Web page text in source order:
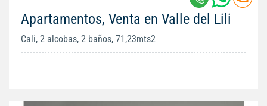
Apartamentos, Venta en Valle del Lili
Cali, 2 alcobas, 2 baños, 71,23mts2